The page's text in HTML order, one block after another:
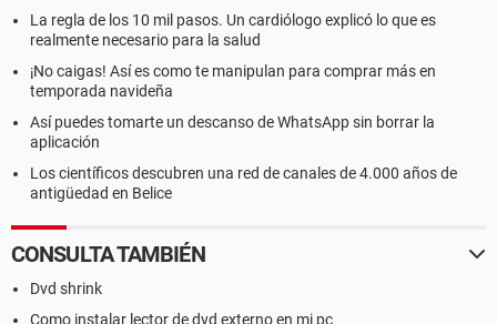
La regla de los 10 mil pasos. Un cardiólogo explicó lo que es
realmente necesario para la salud
¡No caigas! Así es como te manipulan para comprar más en
temporada navideña
Así puedes tomarte un descanso de WhatsApp sin borrar la
aplicación
Los científicos descubren una red de canales de 4.000 años de
antigüedad en Belice
CONSULTA TAMBIÉN
Dvd shrink
Como instalar lector de dvd externo en mi pc